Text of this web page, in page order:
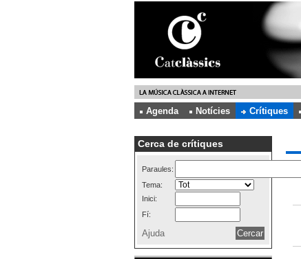
Agenda
Notícies Crítiques
Cerca de crítiques
Paraules:
Tema:
Inici:
Fí:
Ajuda